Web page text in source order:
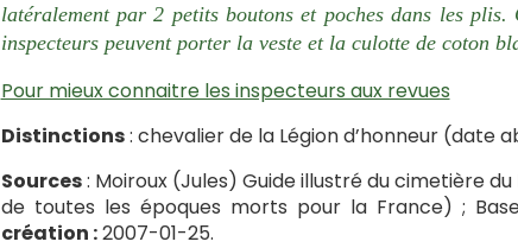
latéralement par 2 petits boutons et poches dans les
inspecteurs peuvent porter la veste et la culotte de coton
Pour mieux connaitre les inspecteurs aux revues
Distinctions: chevalier de la Légion d’honneur (date
Sources: Moiroux (Jules) Guide illustré du cimetière du
de toutes les époques morts pour la France) ;
création :2007-01-25.